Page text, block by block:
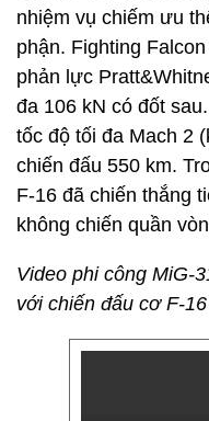
nhiệm vụ chiếm ưu
phận. Fighting
phản lực
đa 106 kN có đốt
tốc độ tối đa Mach 2
chiến đấu 550 km.
F-16 đã chiến thắng
không chiến quần
Video phi công MiG-
với chiến đấu cơ F-